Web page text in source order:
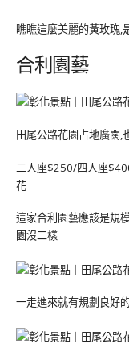
瞧瞧這麼美麗的黃玫瑰,
合利園藝
田尾公路花園占地廣闊,
二人座$250/四人座
花
這家合利園藝應該是規
園沒二樣
一走進來就有規劃良好